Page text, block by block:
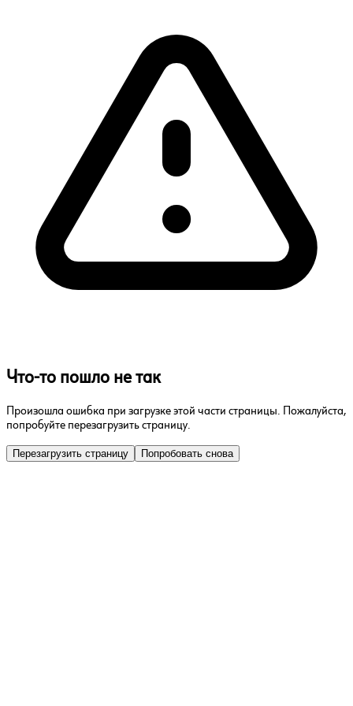
Что-то пошло не так
Произошла ошибка при загрузке этой части страницы. Пожалуйста,
попробуйте перезагрузить страницу.
Перезагрузить страницу Попробовать снова